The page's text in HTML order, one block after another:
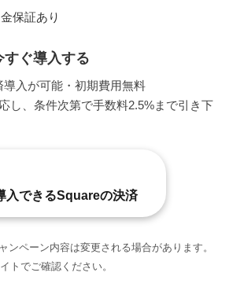
保証あり
ぐ導入する
入が可能・初期費用無料
し、条件次第で手数料2.5%まで引き下
入できるSquareの決済
ンペーン内容は変更される場合があります。
トでご確認ください。